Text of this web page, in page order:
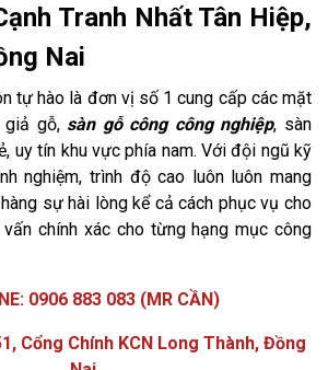
Tranh Nhất Tân Hiệp,
Nai
tự hào là đơn vị số 1 cung cấp các mặt
giả gỗ, sàn gỗ công công nghiệp, sàn
uy tín khu vực phía nam. Với đội ngũ kỹ
nghiệm, trình độ cao luôn luôn mang
sự hài lòng kể cả cách phục vụ cho
chính xác cho từng hạng mục công
0906 883 083 (MR CẦN)
Cổng Chính KCN Long Thành, Đồng